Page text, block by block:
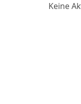
Keine